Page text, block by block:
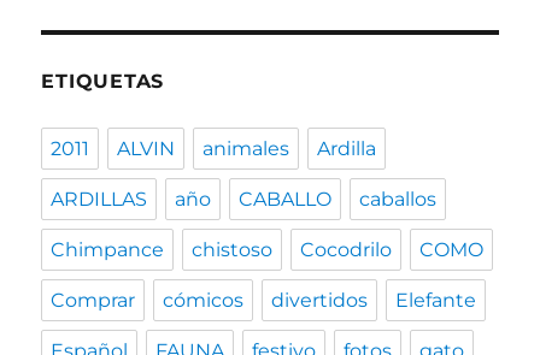
ETIQUETAS
2011 ALVIN animales Ardilla
ARDILLAS año CABALLO caballos
Chimpance chistoso Cocodrilo COMO
Comprar cómicos divertidos Elefante